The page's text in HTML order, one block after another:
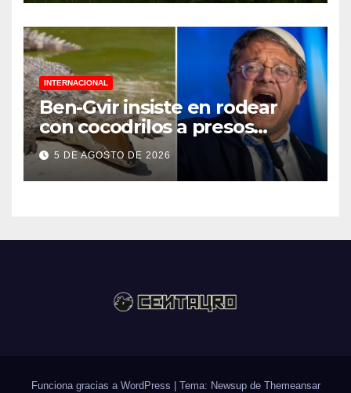
INTERNACIONAL
Ben-Gvir insiste en rodear
con cocodrilos a presos
palestinos
5 DE AGOSTO DE 2026
Funciona gracias a WordPress Tema: Newsup de Themeansar